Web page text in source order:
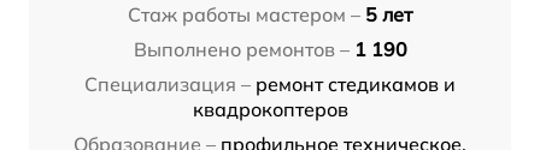
Стаж работы мастером – 5 лет
Выполнено ремонтов – 1 190
Специализация – ремонт стедикамов и
квадрокоптеров
Образование – профильное техническое,